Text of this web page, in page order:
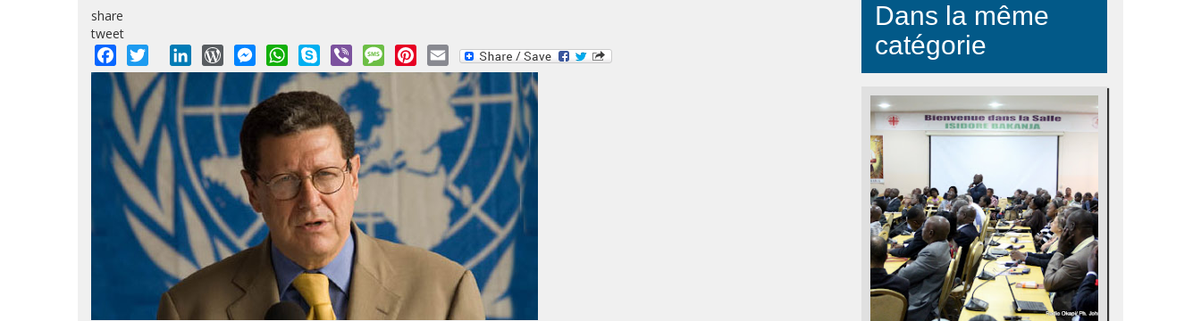
share
tweet
Facebook
Twitter LinkedInWordPressMessengerWhatsApp
Skype Viber MessagePinterest
Email
Dans la même
catégorie